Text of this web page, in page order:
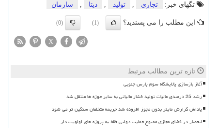
تگهای خبر:
تجاری , تولید , دیتا , سازمان
این مطلب را می پسندید؟ (1)
(0)
X
تازه ترین مطالب مرتبط
آغاز بازسازی پالایشگاه سوم پارس جنوبی
رشد 25 درصدی مالیات تولید فشار مالیاتی به سایر حوزه ها منتقل شد
پاداش گزارش ماینر بدون مجوز افزوده شد جریمه متخلفان سنگین تر می شود
انحصار در فضای مجازی ممنوع حمایت دولتی فقط به پروژه های اولویت دار